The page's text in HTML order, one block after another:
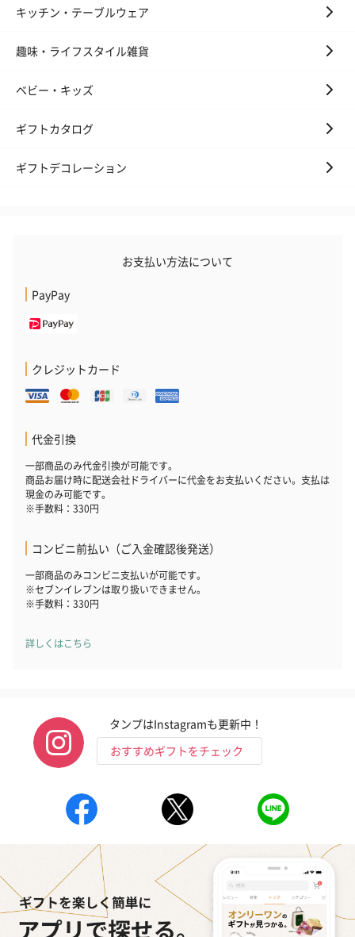
リラックスグッズを同梱してお届けします。
かき氷入浴剤4点セット
バスフラワー
キャンドル・お香
キャンドル・お香を同梱してお届けいたします。
フラッグカプセル：イ
ンセンススティック
（END）（880円）
フラッグカプセル：イ
ンセンススティック
（GRAPE
キッチン・テーブルウェア
趣味・ライフスタイル雑貨
ベビー・キッズ
ギフトカタログ
ギフトデコレーション
お支払い方法について
PayPay
クレジットカード
代金引換
一部商品のみ代金引換が可能です。
商品お届け時に配送会社ドライバーに代金をお支払いください。支払は
現金のみ可能です。
※手数料：330円
コンビニ前払い（ご入金確認後発送）
一部商品のみコンビニ支払いが可能です。
※セブンイレブンは取り扱いできません。
※手数料：330円
詳しくはこちら
タンプはInstagramも更新中！
おすすめギフトをチェック